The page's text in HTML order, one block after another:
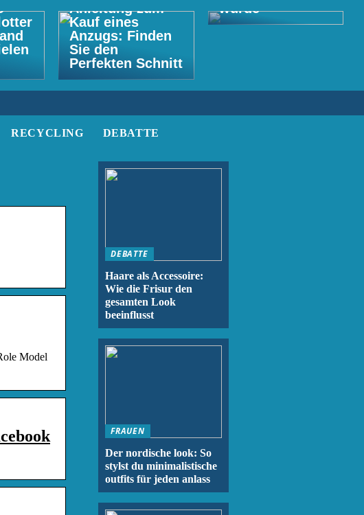
Anleitung zum
Kauf eines
Anzugs: Finden
Sie den
Perfekten Schnitt
wurde
RECYCLING DEBATTE
Model
DEBATTE
Haare als Accessoire:
Wie die Frisur den
gesamten Look
beeinflusst
FRAUEN
Der nordische look: So
stylst du minimalistische
outfits für jeden anlass